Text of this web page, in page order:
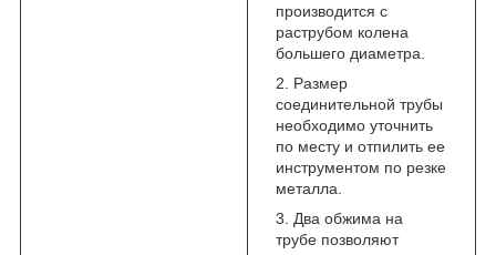
производится с
раструбом колена
большего диаметра.
Размер
соединительной трубы
необходимо уточнить
по месту и отпилить ее
инструментом по резке
металла.
Два обжима на
трубе позволяют